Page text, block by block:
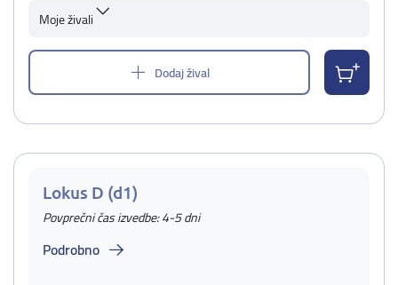
Moje živali
Dodaj žival
Lokus D (d1)
Povprečni čas izvedbe: 4-5 dni
Podrobno